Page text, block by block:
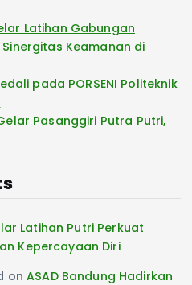
Latihan Gabungan
Keamanan di
pada PORSENI Politeknik
Pasanggiri Putra Putri,
Latihan Putri Perkuat
Kepercayaan Diri
onASAD Bandung Hadirkan